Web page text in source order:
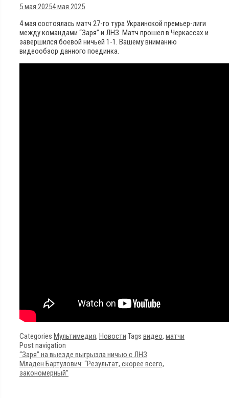
5 мая 20254 мая 2025
4 мая состоялась матч 27-го тура Украинской премьер-лиги
между командами “Заря” и ЛНЗ. Матч прошел в Черкассах и
завершился боевой ничьей 1-1. Вашему вниманию
видеообзор данного поединка.
Categories Мультимедия, Новости Tags видео, матчи
Post navigation
“Заря” на выезде выгрызла ничью с ЛНЗ
Младен Бартулович: “Результат, скорее всего,
закономерный”